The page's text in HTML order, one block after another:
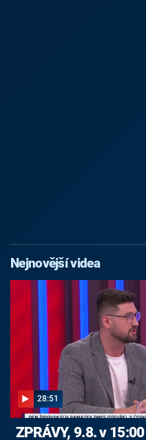
Nejnovější videa
28:51
ZPRÁVY, 9.8. v 15:00